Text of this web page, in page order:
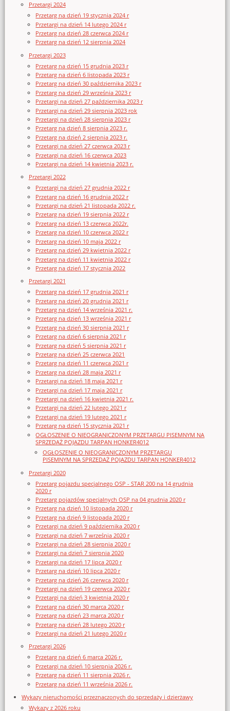
Przetargi 2024
Przetarg na dzień 19 stycznia 2024 r
Przetargi na dzień 14 lutego 2024 r
Przetarg na dzień 28 czerwca 2024 r
Przetarg na dzień 12 sierpnia 2024
Przetargi 2023
Przetarg na dzień 15 grudnia 2023 r
Przetarg na dzień 6 listopada 2023 r
Przetarg na dzień 30 października 2023 r
Przetarg na dzień 29 września 2023 r
Przetargi na dzień 27 października 2023 r
Przetargi na dzień 29 sierpnia 2023 rok
Przetargi na dzień 28 sierpnia 2023 r
Przetarg na dzień 8 sierpnia 2023 r.
Przetarg na dzień 2 sierpnia 2023 r.
Przetargi na dzień 27 czerwca 2023 r
Przetargi na dzień 16 czerwca 2023
Przetargi na dzień 14 kwietnia 2023 r.
Przetargi 2022
Przetargi na dzień 27 grudnia 2022 r
Przetarg na dzień 16 grudnia 2022 r
Przetargi na dzień 21 listopada 2022 r.
Przetarg na dzień 19 sierpnia 2022 r
Przetarg na dzień 13 czerwca 2022r.
Przetarg na dzień 10 czerwca 2022 r
Przetarg na dzień 10 maja 2022 r
Przetarg na dzień 29 kwietnia 2022 r
Przetarg na dzień 11 kwietnia 2022 r
Przetarg na dzień 17 stycznia 2022
Przetargi 2021
Przetarg na dzień 17 grudnia 2021 r
Przetarg na dzień 20 grudnia 2021 r
Przetarg na dzień 14 września 2021 r.
Przetarg na dzień 13 września 2021 r
Przetarg na dzień 30 sierpnia 2021 r
Przetarg na dzień 6 sierpnia 2021 r
Przetarg na dzień 5 sierpnia 2021 r
Przetarg na dzień 25 czerwca 2021
Przetarg na dzień 11 czerwca 2021 r
Przetarg na dzień 28 maja 2021 r
Przetargi na dzień 18 maja 2021 r
Przetargi na dzień 17 maja 2021 r
Przetargi na dzień 16 kwietnia 2021 r.
Przetargi na dzień 22 lutego 2021 r
Przetargi na dzień 19 lutego 2021 r
Przetarg na dzień 15 stycznia 2021 r
OGŁOSZENIE O NIEOGRANICZONYM PRZETARGU PISEMNYM NA
SPRZEDAŻ POJAZDU TARPAN HONKER4012
OGŁOSZENIE O NIEOGRANICZONYM PRZETARGU
PISEMNYM NA SPRZEDAŻ POJAZDU TARPAN HONKER4012
Przetargi 2020
Przetarg pojazdu specjalnego OSP - STAR 200 na 14 grudnia
2020 r
Przetarg pojazdów specjalnych OSP na 04 grudnia 2020 r
Przetarg na dzień 10 listopada 2020 r
Przetarg na dzień 9 listopada 2020 r
Przetargi na dzień 9 października 2020 r
Przetargi na dzień 7 września 2020 r
Przetargi na dzień 28 sierpnia 2020 r
Przetargi na dzień 7 sierpnia 2020
Przetargi na dzień 17 lipca 2020 r
Przetarg na dzień 10 lipca 2020 r
Przetarg na dzień 26 czerwca 2020 r
Przetargi na dzień 19 czerwca 2020 r
Przetargi na dzień 3 kwietnia 2020 r
Przetarg na dzień 30 marca 2020 r
Przetarg na dzień 23 marca 2020 r
Przetarg na dzień 28 lutego 2020 r
Przetargi na dzień 21 lutego 2020 r
Przetargi 2026
Przetarg na dzień 6 marca 2026 r.
Przetargi na dzień 10 sierpnia 2026 r.
Przetarg na dzień 11 sierpnia 2026 r.
Przetarg na dzień 11 września 2026 r.
Wykazy nieruchomości przeznaczonych do sprzedaży i dzierżawy
Wykazy z 2026 roku